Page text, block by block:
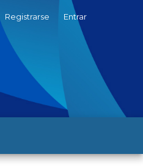
Registrarse Entrar